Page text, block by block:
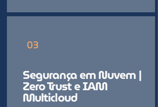
03
Segurança em Nuvem |
Zero Trust e IAM
Multicloud